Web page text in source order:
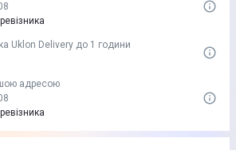
Uklon Delivery до 1 години
адресою